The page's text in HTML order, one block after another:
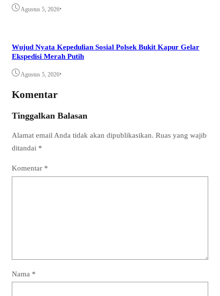
Agustus 5, 2026•
Wujud Nyata Kepedulian Sosial Polsek Bukit Kapur Gelar
Ekspedisi Merah Putih
Agustus 5, 2026•
Komentar
Tinggalkan Balasan
Alamat email Anda tidak akan dipublikasikan. Ruas yang wajib
ditandai *
Komentar *
Nama *